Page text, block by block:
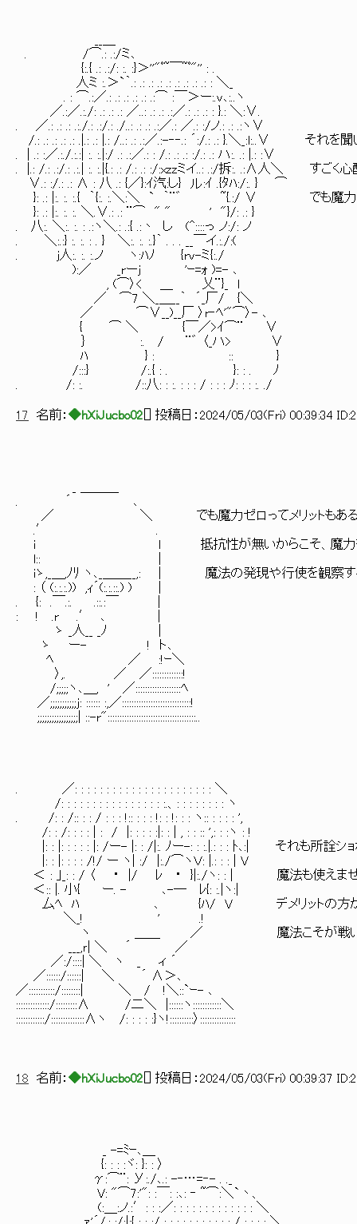
. /⌒.: .:/ミ､
{:.{ .: .:/: :. :}＞''"ﾟ~￣~ﾟ"'' : .
人ミ :.＞`｀.: .: .: .: .: .: .: .: .: : ＼_
. : ⌒.:／.: .: .: .: .: .:⌒ :￣＞ー:.v､:..ヽ
／.:／.:./: .: .: .: ／..: .: .: .:／.: .: .: : }.: ＼:∨.
. ／.: .: .: .:./.: .:/.: ./..: .: .: .:／.: ／.: :/ノ.: .: .:ヽ∨
/.: .: .: .: .: .|.: .: |.: /..: .: .:／.:-‐‐.: ´:/.: .: }.＼_:l:..∨ それを聞
. | .: :／.:./.:.:| :. :.|:/ .: .:／.: : /.: .: .: :/.: .: ハ:. .: |.: :∨
. |.: /.: .:/.: .:.| :. :.|{.: .: /.: .: :/:xzzミイ..: .:/拆:. .:∧人＼ すごく心
∨.: :/.: .: ∧ : 八 .: {／}:ｲ汽:し} ル:ｲ .{ﾀﾊ:/:. } ⌒
}: .: |:. :. :.{ ｀{:. :.＼:＼ ` ｀¨゛ ~{.:/ ∨ でも魔力への
}: .: |:. :. :. ＼.∨.: .: ¨⌒ " " ' "}/: .: }
. 八:. ＼:. :. : .:ヽ＼.: .:{ .:丶 し (^::::っ ノ:/: ノ
. ＼:.:} :. :. : . } ＼:. :. :.}｀ . . . __￣イ.:./:(
. j人:. :. :.ノ ヽ:ﾊﾉ {rv-ミ{:./
):／ _rーj 'ｰ=ｫ )=- ､
, (⌒〉< ＿ 乂¨}_ l
／ ⌒7 ＼_＿__｀ ´_厂/ {＼
／ ⌒∨__)__厂 〉r‐ﾍ'"⌒〉- ､
{ ⌒ ＼ {￣／>ｲ⌒¨ ∨
｝ :. / ¨゛ 〈_ハ> ∨
ﾊ } : :: }
/:::} /:.{ : . }: : . ﾉ
. /: :. /::八: : :. : : : / : : : ﾉ: : : :. ./
17 名前： ◆hXiJucbo02 ] 投稿日： 2024/05/03(Fri) 00:39:34
. ´ ､
／ ＼ でも魔力ゼロってメリットもある
.′ .
i ｌ 抵抗性が無いからこそ、魔力をとて
l:: |
iゝ,_＿,ﾉﾘ ヽ､_＿＿__,: | 魔法の発現や行使を観察す
: （ (:.:.:.)) ,ｨ´(:.:.::.) ) |
. {: .￣.:. .::.:￣ |
: ! .r .′ ､ |
ゝ _人__ _ﾉ |
ゝ ー- ! ト､
ﾍ ／ :!ｰ＼
〉,. ／ ／:::::::::::::!
/;;;;;ヽ､＿, ' ／:::::::::::::::::::ﾍ
／;;;;;;;;;;;j: :::::: :,／:::::::::::::::::::::::::::::!
;;;;;;;;;;;;;;;;;| ::-r":::::::::::::::::::::::::::::::::::::..
. ／: : : : : : : : : : : : : : : : : : : : : : ＼
/: : : : : : : : : : : : : : : : :.、: : : : : : : : ヽ
. /: : /:: : : / : : : !:: : : : !: : !: : : ヽ:: : : : : ',
/: : /: : : : | : / |: : : : :|: : | , : : :: ',: : :ヽ : !
|: : |: : : : : |: /ー- |: : /|:. ﾉー-: : :.|.: : : ﾄ､:| それも所詮ショボ
|: : |: : : : /!/ ー ヽ| :/ |:./⌒ヽＶ: |.: : : | V
＜ : ｣_: : / 〈 ・ |/ ﾚ ・ }|:./ヽ: : | 魔法も使えません、
＜:: |. 小{ ー. - ､-― ﾚ{: :.|ヽ:|
厶ﾍ ﾊ ､ {ﾊ/ V デメリットの方がバカ
＼_! ' .!
ヽ ＿＿ ／ 魔法こそが戦いの基本だぜ、そ
___,ｒ| ＼ ´ ／
／:/::::| ＼ ヽ _ ィ ´
／::::::/::::::| ＼ ´ ∧＞､
／:::::::::::/::::::::| ＼ / !＼::`ｰ- ､
::::::::::::::/:::::::::∧ /二＼ |::::::ヽ::::::::::::＼
::::::::::::/::::::::::::::∧ヽ /: : : : :}ヽ!::::::::::〉:::::::::::::::
18 名前： ◆hXiJucbo02 ] 投稿日： 2024/05/03(Fri) 00:39:37
_ -=ﾐｰ､＿
{: : : :ヾ: }: : 〉
γ:⌒¨: У:./､.: -‐…=‐- . ._
V: "⌒7:'": :￣: :､: ‐ ~⌒:＼`丶、
(:＿:ノ.:′: : :／: : : : : : : : : : : : : ＼